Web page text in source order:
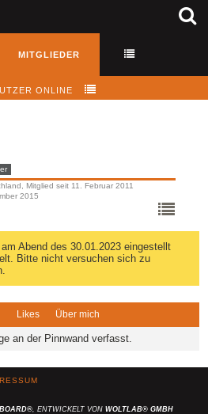
MITGLIEDER
ONLINE
Mitglied seit 11. Februar 2011
2015
Abend des 30.01.2023 eingestellt
Bitte nicht versuchen sich zu
Likes Über mich
an der Pinnwand verfasst.
, ENTWICKELT VON WOLTLAB® GMBH